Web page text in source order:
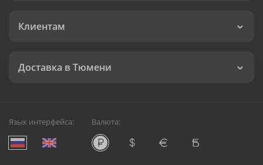
Клиентам
Доставка в Тюмени
Язык интерфейса: Валюта: